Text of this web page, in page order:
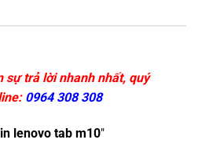
sự trả lời nhanh nhất, quý
0964 308 308
lenovo tab m10"